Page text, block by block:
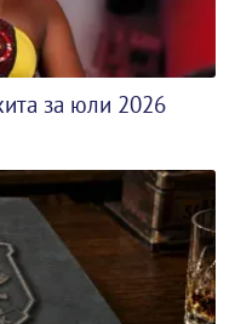
за юли 2026